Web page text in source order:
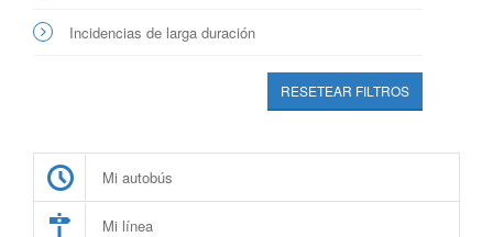
Incidencias de larga duración
RESETEAR FILTROS
Mi autobús
Mi línea